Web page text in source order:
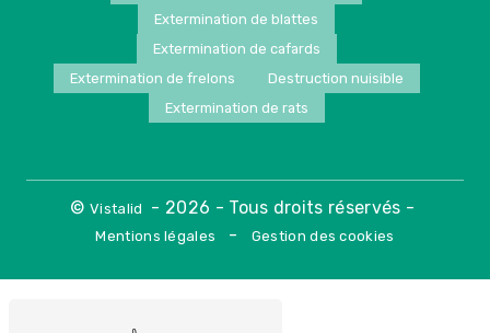
Extermination de blattes
Extermination de cafards
Extermination de frelons
Destruction nuisible
Extermination de rats
©Vistalid - 2026 - Tous droits réservés -
Mentions légales - Gestion des cookies